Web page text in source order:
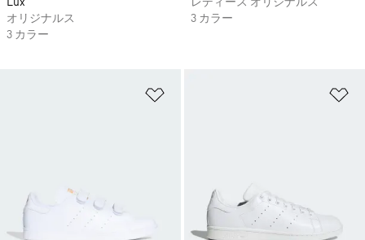
Lux
オリジナルス
3 カラー
レディース オリジナルス
3 カラー